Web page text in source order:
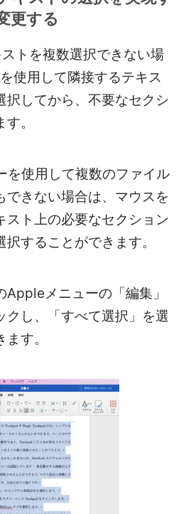
更する
トを複数選択できない場
使用して隣接するテキス
択してから、不要なセクシ
。
を使用して複数のファイル
できない場合は、マウスを
スト上の必要なセクション
することができます。
Appleメニューの「編集」
クし、「すべて選択」を選
す。